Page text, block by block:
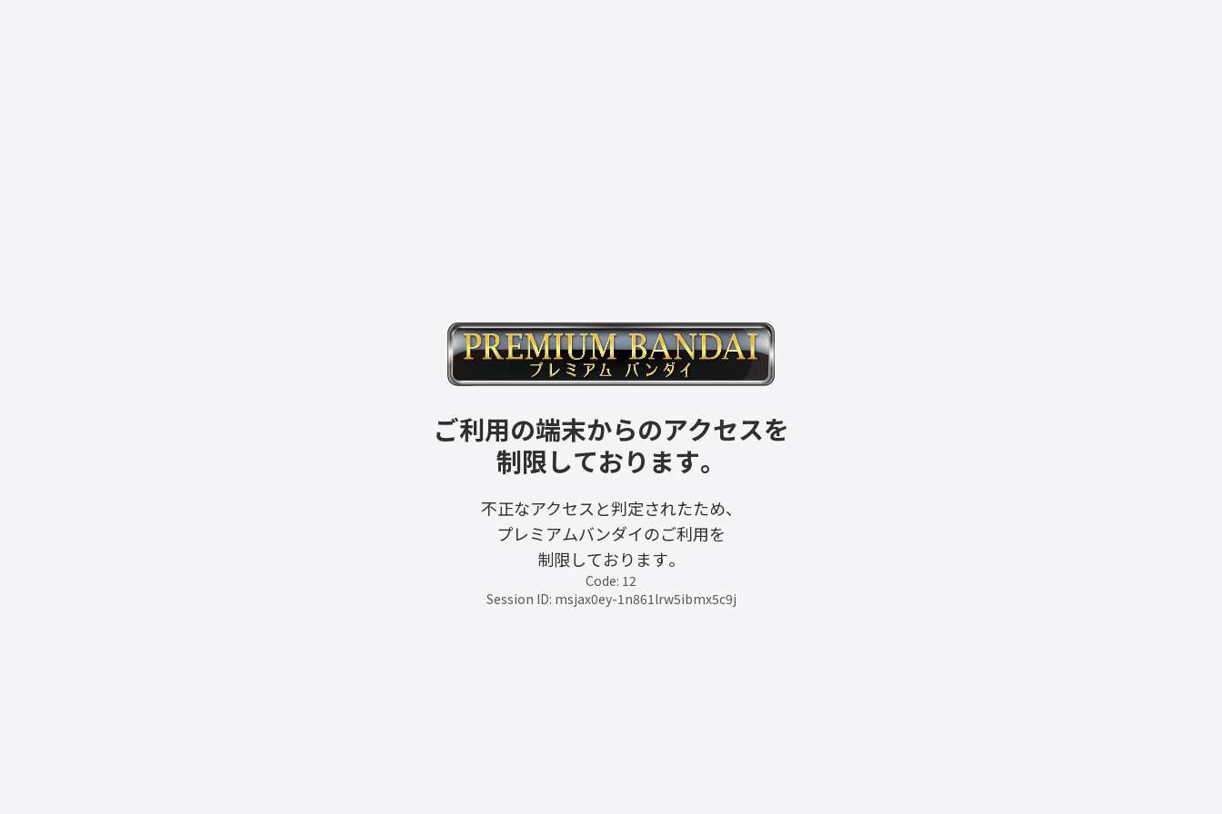
ご利用の端末からのアクセスを
制限しております。
不正なアクセスと判定されたため、
プレミアムバンダイのご利用を
制限しております。
Code: 12
Session ID: msjax0ey-1n861lrw5ibmx5c9j